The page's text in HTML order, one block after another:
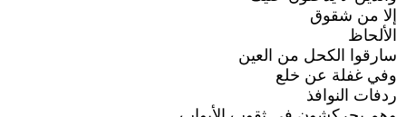
إلا من شقوق
الألحاظ
سارقوا الكحل من العين
وفي غفلة عن خلع
ردفات النوافذ